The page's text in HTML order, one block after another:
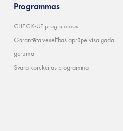
Programmas
CHECK-UP programmas
Garantēta veselības aprūpe visa gada
garumā
Svara korekcijas programma